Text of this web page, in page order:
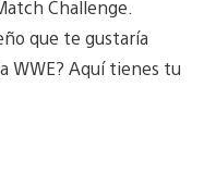
Challenge.
que te gustaría
WWE? Aquí tienes tu